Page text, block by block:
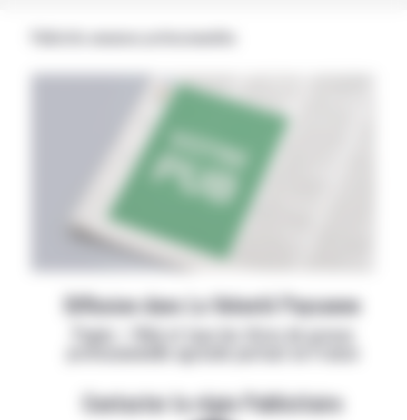
Diffusion dans La Volonté Paysanne
Papier + Web et tous les titres de presse
Contacter la régie Publicitaire